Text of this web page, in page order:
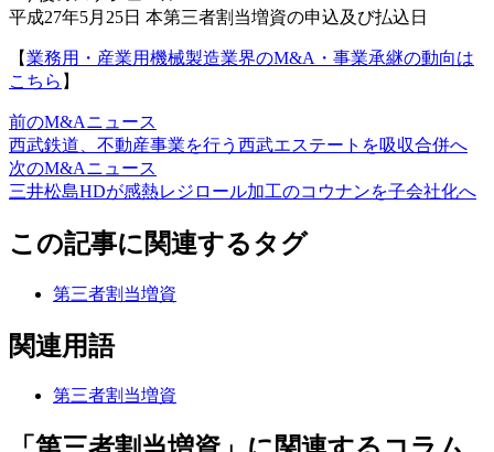
平成27年5月25日 本第三者割当増資の申込及び払込日
【業務用・産業用機械製造業界のM&A・事業承継の動向は
こちら 】
前のM&Aニュース
西武鉄道、不動産事業を行う西武エステートを吸収合併へ
次のM&Aニュース
三井松島HDが感熱レジロール加工のコウナンを子会社化へ
この記事に関連するタグ
第三者割当増資
関連用語
第三者割当増資